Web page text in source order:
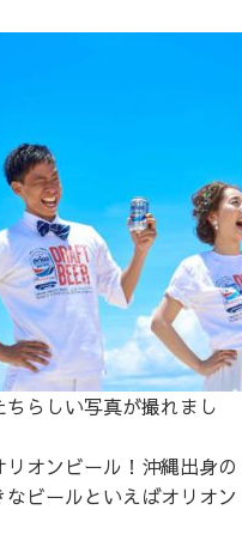
らしい写真が撮れまし
オンビール！沖縄出身の
ビールといえばオリオン